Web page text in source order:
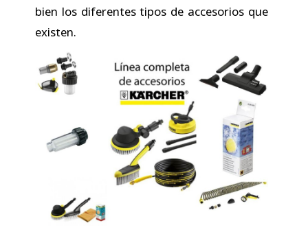
bien los diferentes tipos de accesorios que
existen.